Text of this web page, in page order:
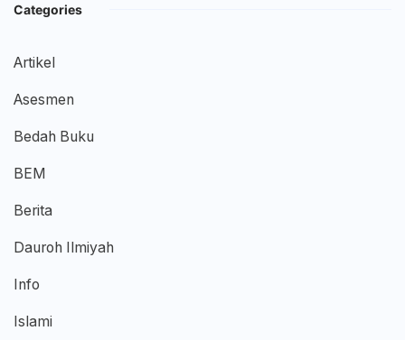
Categories
Artikel
Asesmen
Bedah Buku
BEM
Berita
Dauroh Ilmiyah
Info
Islami